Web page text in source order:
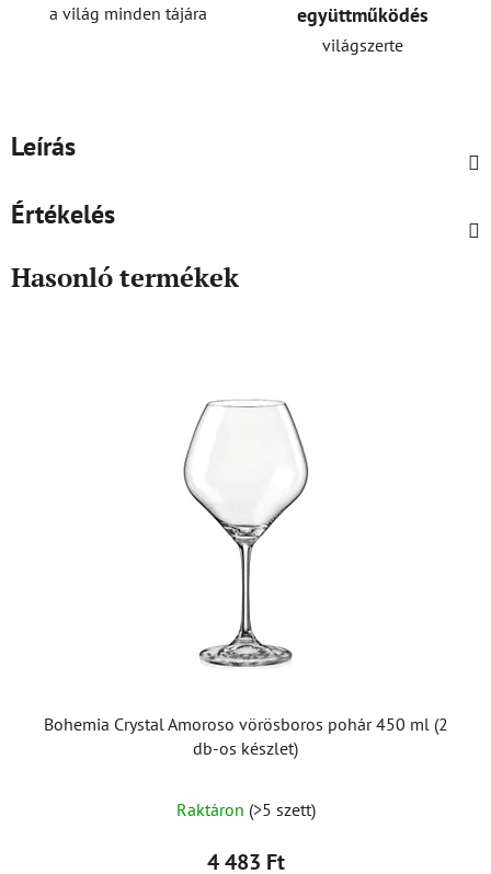
a világ minden tájára
együttműködés
világszerte
Leírás
Értékelés
Hasonló termékek
Bohemia Crystal Amoroso vörösboros pohár 450 ml (2
db-os készlet)
Raktáron (>5 szett)
4 483 Ft